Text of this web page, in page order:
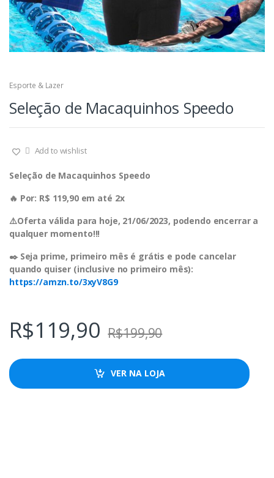
Esporte & Lazer
Seleção de Macaquinhos Speedo
Add to wishlist
Seleção de Macaquinhos Speedo
🔥 Por: R$ 119,90 em até 2x
⚠️Oferta válida para hoje, 21/06/2023, podendo encerrar a
qualquer momento!!!
✒️ Seja prime, primeiro mês é grátis e pode cancelar
quando quiser (inclusive no primeiro mês):
https://amzn.to/3xyV8G9
R$119,90 R$199,90
VER NA LOJA